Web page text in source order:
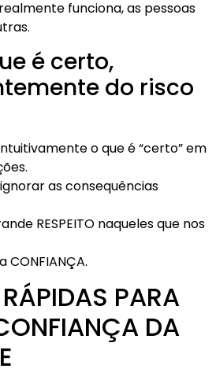
funciona, as pessoas
é certo,
do risco
o que é “certo” em
as consequências
RESPEITO naqueles que nos
CONFIANÇA.
PARA
DA